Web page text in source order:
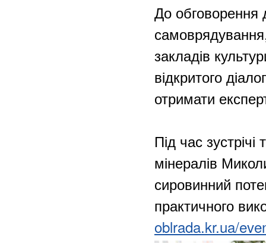
До обговорення
самоврядування,
закладів
відкритого
отримати
Під час
мінералів
сировинний
практичного
oblrada.kr.ua/